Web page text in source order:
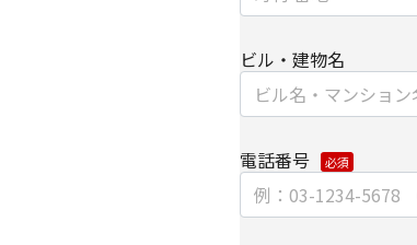
ご提供いただきました
は、下記の【お問い合
・個人のお客さまのお
【安全対策に関して】
ビル・建物名
電話番号